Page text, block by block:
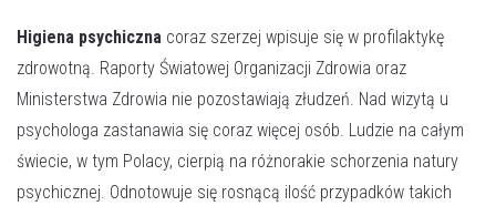
Higiena psychiczna coraz szerzej wpisuje się w profilaktykę
zdrowotną. Raporty Światowej Organizacji Zdrowia oraz
Ministerstwa Zdrowia nie pozostawiają złudzeń. Nad wizytą u
psychologa zastanawia się coraz więcej osób. Ludzie na całym
świecie, w tym Polacy, cierpią na różnorakie schorzenia natury
psychicznej. Odnotowuje się rosnącą ilość przypadków takich